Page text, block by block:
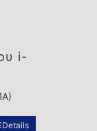
i-
Details